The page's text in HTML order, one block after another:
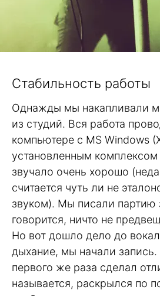
Стабильность работы
Однажды мы накапливали
из студий. Вся работа
компьютере с MS Windows
установленным комплексом
звучало очень хорошо
считается чуть ли не
звуком). Мы писали партию
говорится, ничто не
Но вот дошло дело до
дыхание, мы начали запись.
первого же раза сделал
называется, раскрылся по